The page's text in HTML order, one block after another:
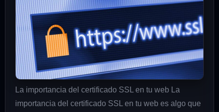
La importancia del certificado SSL en tu web La
importancia del certificado SSL en tu web es algo que